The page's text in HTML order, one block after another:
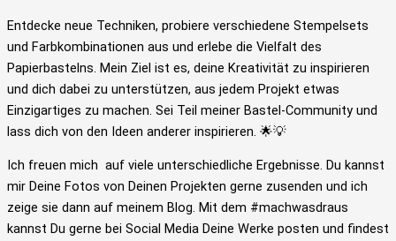
Entdecke neue Techniken, probiere verschiedene Stempelsets
und Farbkombinationen aus und erlebe die Vielfalt des
Papierbastelns. Mein Ziel ist es, deine Kreativität zu inspirieren
und dich dabei zu unterstützen, aus jedem Projekt etwas
Einzigartiges zu machen. Sei Teil meiner Bastel-Community und
lass dich von den Ideen anderer inspirieren. 🌟💡
Ich freuen mich auf viele unterschiedliche Ergebnisse. Du kannst
mir Deine Fotos von Deinen Projekten gerne zusenden und ich
zeige sie dann auf meinem Blog. Mit dem #machwasdraus
kannst Du gerne bei Social Media Deine Werke posten und findest